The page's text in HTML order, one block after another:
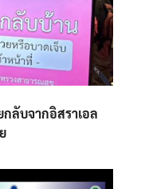
ลับจากอิสราเอล